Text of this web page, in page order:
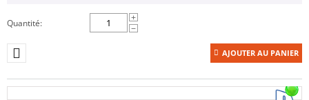
Quantité:
+
−
AJOUTER AU PANIER